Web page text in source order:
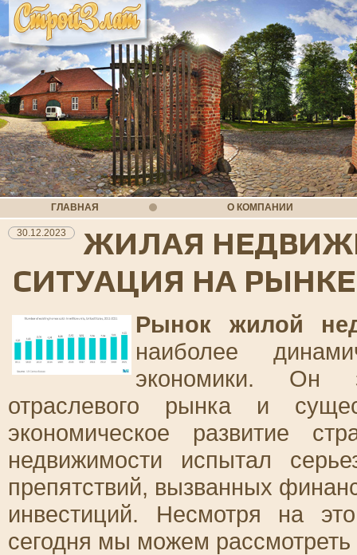
ГЛАВНАЯ О КОМПАНИИ
30.12.2023
ЖИЛАЯ
СИТУАЦИЯ НА РЫНКЕ
Рынок жилой
наиболее
экономики. Он
отраслевого рынка и
экономическое развитие
недвижимости испытал
препятствий, вызванных
инвестиций. Несмотря на
сегодня мы можем